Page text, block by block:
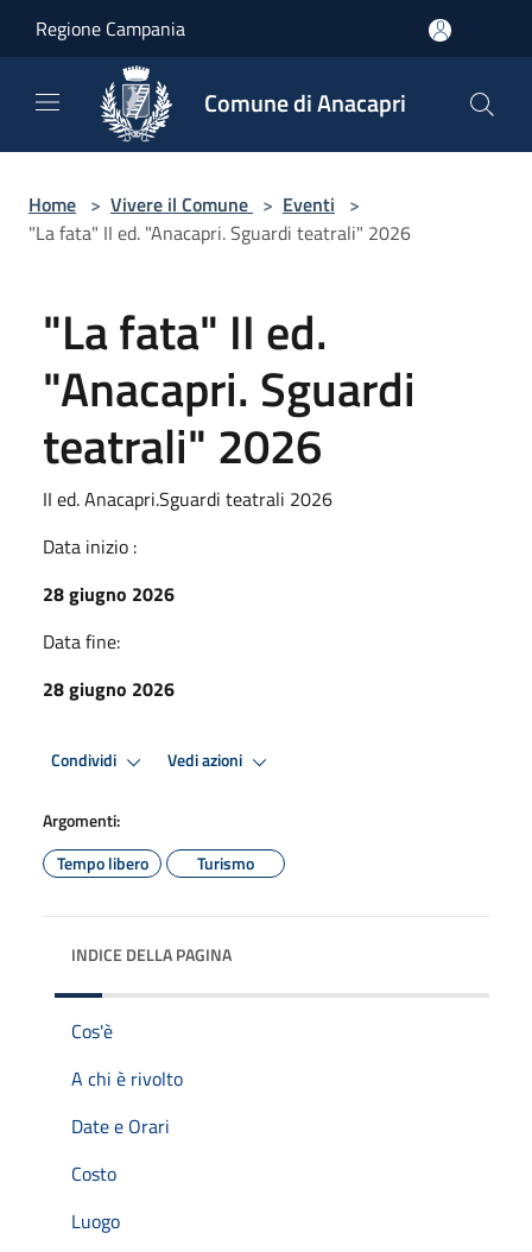
Regione Campania
Comune di Anacapri
Home > Vivere il Comune > Eventi >
"La fata" II ed. "Anacapri. Sguardi teatrali" 2026
"La fata" II ed.
"Anacapri. Sguardi
teatrali" 2026
II ed. Anacapri.Sguardi teatrali 2026
Data inizio :
28 giugno 2026
Data fine:
28 giugno 2026
Condividi Vedi azioni
Argomenti:
Tempo libero
Turismo
INDICE DELLA PAGINA
Cos'è
A chi è rivolto
Date e Orari
Costo
Luogo